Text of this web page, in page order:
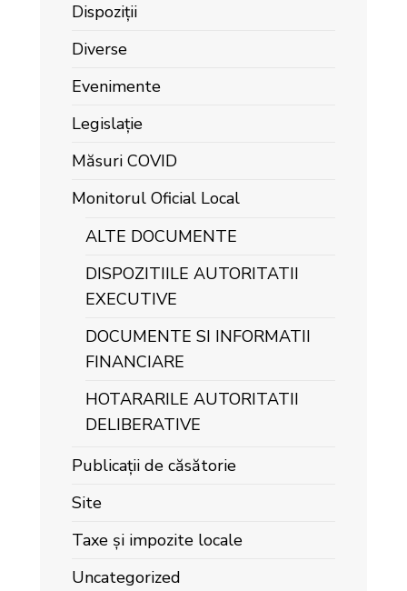
Dispoziții
Diverse
Evenimente
Legislație
Măsuri COVID
Monitorul Oficial Local
ALTE DOCUMENTE
DISPOZITIILE AUTORITATII
EXECUTIVE
DOCUMENTE SI INFORMATII
FINANCIARE
HOTARARILE AUTORITATII
DELIBERATIVE
Publicații de căsătorie
Site
Taxe și impozite locale
Uncategorized